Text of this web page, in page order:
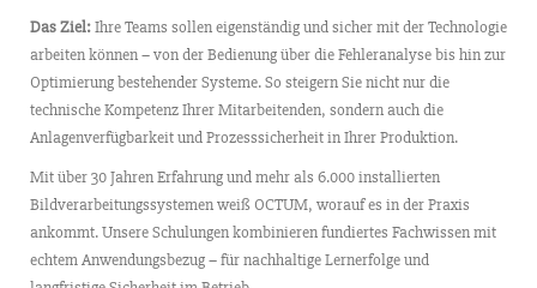
Das Ziel:Ihre Teams sollen eigenständig und sicher mit der Technologie
arbeiten können – von der Bedienung über die Fehleranalyse bis hin zur
Optimierung bestehender Systeme. So steigern Sie nicht nur die
technische Kompetenz Ihrer Mitarbeitenden, sondern auch die
Anlagenverfügbarkeit und Prozesssicherheit in Ihrer Produktion.
Mit über 30 Jahren Erfahrung und mehr als 6.000 installierten
Bildverarbeitungssystemen weiß OCTUM, worauf es in der Praxis
ankommt. Unsere Schulungen kombinieren fundiertes Fachwissen mit
echtem Anwendungsbezug – für nachhaltige Lernerfolge und